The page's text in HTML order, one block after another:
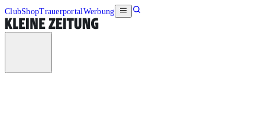
ClubShopTrauerportalWerbung